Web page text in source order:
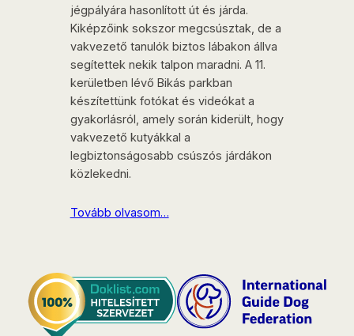
jégpályára hasonlított út és járda.
Kiképzőink sokszor megcsúsztak, de a
vakvezető tanulók biztos lábakon állva
segítettek nekik talpon maradni. A 11.
kerületben lévő Bikás parkban
készítettünk fotókat és videókat a
gyakorlásról, amely során kiderült, hogy
vakvezető kutyákkal a
legbiztonságosabb csúszós járdákon
közlekedni.
Tovább olvasom…